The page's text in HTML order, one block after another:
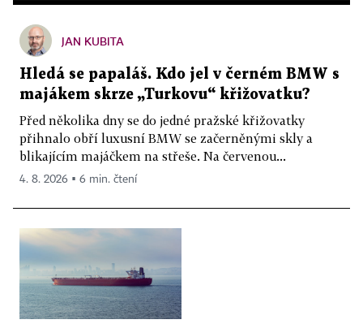
JAN KUBITA
Hledá se papaláš. Kdo jel v černém BMW s
majákem skrze „Turkovu“ křižovatku?
Před několika dny se do jedné pražské křižovatky
přihnalo obří luxusní BMW se začerněnými skly a
blikajícím majáčkem na střeše. Na červenou...
4. 8. 2026 ▪ 6 min. čtení